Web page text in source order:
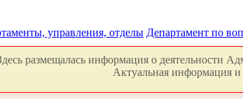
управления, отделы Департамент по
размещалась информация о деятельности
Актуальная информация и